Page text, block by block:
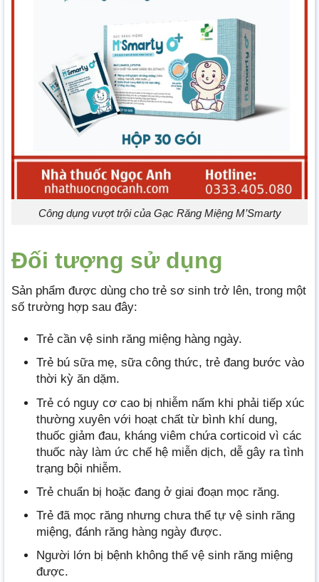
Công dụng vượt trội của Gạc Răng Miệng M’Smarty
Đối tượng sử dụng
Sản phẩm được dùng cho trẻ sơ sinh trở lên, trong một
số trường hợp sau đây:
Trẻ cần vệ sinh răng miệng hàng ngày.
Trẻ bú sữa mẹ, sữa công thức, trẻ đang bước vào
thời kỳ ăn dặm.
Trẻ có nguy cơ cao bị nhiễm nấm khi phải tiếp xúc
thường xuyên với hoạt chất từ bình khí dung,
thuốc giảm đau, kháng viêm chứa corticoid vì các
thuốc này làm ức chế hệ miễn dịch, dễ gây ra tình
trạng bội nhiễm.
Trẻ chuẩn bị hoặc đang ở giai đoạn mọc răng.
Trẻ đã mọc răng nhưng chưa thể tự vệ sinh răng
miệng, đánh răng hàng ngày được.
Người lớn bị bệnh không thể vệ sinh răng miệng
được.